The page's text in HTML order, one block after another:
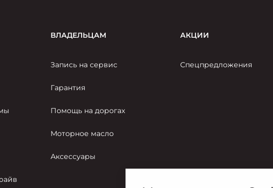
ВЛАДЕЛЬЦАМ
Запись на сервис
Гарантия
Помощь на дорогах
Моторное масло
Аксессуары
АКЦИИ
Спецпредложения